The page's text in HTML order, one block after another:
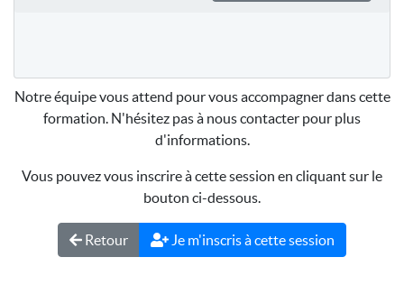
Notre équipe vous attend pour vous accompagner dans cette
formation. N'hésitez pas à nous contacter pour plus
d'informations.
Vous pouvez vous inscrire à cette session en cliquant sur le
bouton ci-dessous.
Retour Je m'inscris à cette session